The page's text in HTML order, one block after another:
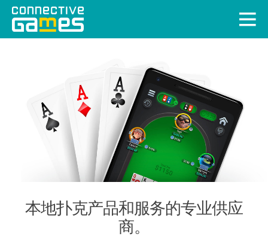
本地扑克产品和服务的专业供应
商。